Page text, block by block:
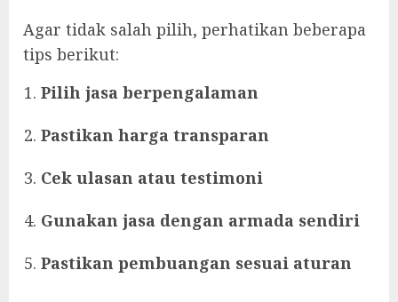
Agar tidak salah pilih, perhatikan beberapa
tips berikut:
Pilih jasa berpengalaman
Pastikan harga transparan
Cek ulasan atau testimoni
Gunakan jasa dengan armada sendiri
Pastikan pembuangan sesuai aturan